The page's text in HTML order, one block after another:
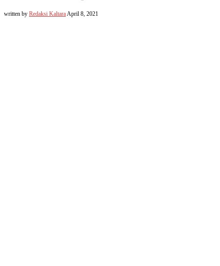
written by Redaksi KaltaraApril 8, 2021